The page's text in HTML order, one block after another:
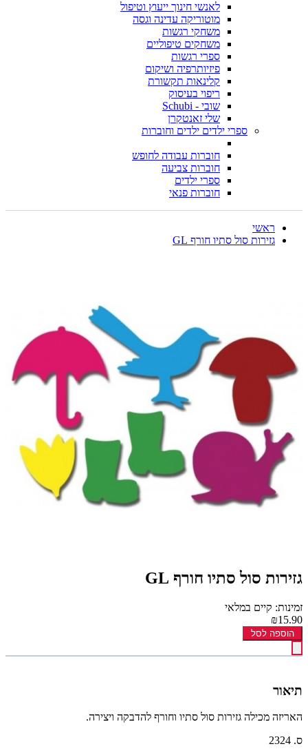
לאנשי חינוך ייעוץ וטיפול
מוטוריקה עדינה וגסה
משחקי רגשות
משחקים טיפוליים
ספרי רגשות
פיזיותרפיה ושיקום
קלינאות תקשורת
ריפוי בעיסוק
שובי - Schubi
שלי זאנטקרן
ספרי ילדים ילדים וחוברות
חוברות עבודה לחופש
חוברות צביעה
ספרי ילדים
חוברות פנאי
ראשי
גזירות סול סתיו חורף GL
גזירות סול סתיו חורף GL
זמינות: קיים במלאי
₪15.90
הוספה לסל
תיאור
האריזה מכילה גזירות סול סתיו וחורף להדבקה ויצירה.
ס. 2324